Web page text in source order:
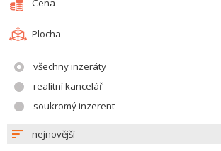
Cena
Plocha
všechny inzeráty
realitní kancelář
soukromý inzerent
nejnovější